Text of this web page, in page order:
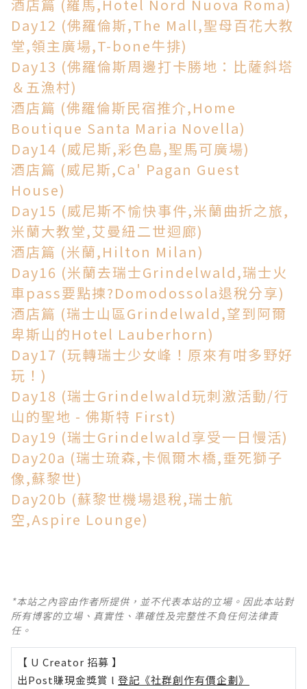
酒店篇 (羅馬,Hotel Nord Nuova Roma)
Day12 (佛羅倫斯,The Mall,聖母百花大教
堂,領主廣場,T-bone牛排)
Day13 (佛羅倫斯周邊打卡勝地：比薩斜塔
＆五漁村)
酒店篇 (佛羅倫斯民宿推介,Home
Boutique Santa Maria Novella)
Day14 (威尼斯,彩色島,聖馬可廣場)
酒店篇 (威尼斯,Ca' Pagan Guest
House)
Day15 (威尼斯不愉快事件,米蘭曲折之旅,
米蘭大教堂,艾曼紐二世迴廊)
酒店篇 (米蘭,Hilton Milan)
Day16 (米蘭去瑞士Grindelwald,瑞士火
車pass要點揀?Domodossola退稅分享)
酒店篇 (瑞士山區Grindelwald,望到阿爾
卑斯山的Hotel Lauberhorn)
Day17 (玩轉瑞士少女峰！原來有咁多野好
玩！)
Day18 (瑞士Grindelwald玩刺激活動/行
山的聖地 - 佛斯特 First)
Day19 (瑞士Grindelwald享受一日慢活)
Day20a (瑞士琉森,卡佩爾木橋,垂死獅子
像,蘇黎世)
Day20b (蘇黎世機場退稅,瑞士航
空,Aspire Lounge)
*本站之內容由作者所提供，並不代表本站的立場。因此本站對
所有博客的立場、真實性、準確性及完整性不負任何法律責
任。
【 U Creator 招募 】
出Post賺現金獎賞 l 登記《社群創作有價企劃》